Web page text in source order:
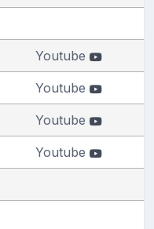
Youtube
Youtube
Youtube
Youtube